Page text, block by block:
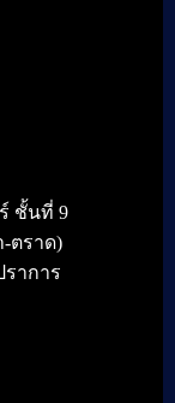
ร์ ชั้นที่ 9
ตราด)
าการ